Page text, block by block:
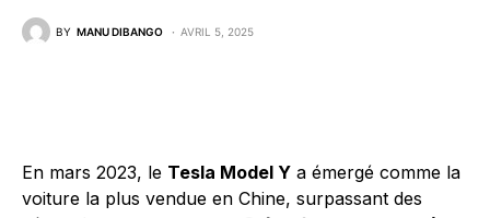
BY MANU DIBANGO AVRIL 5, 2025
En mars 2023, le Tesla Model Y a émergé comme la
voiture la plus vendue en Chine, surpassant des